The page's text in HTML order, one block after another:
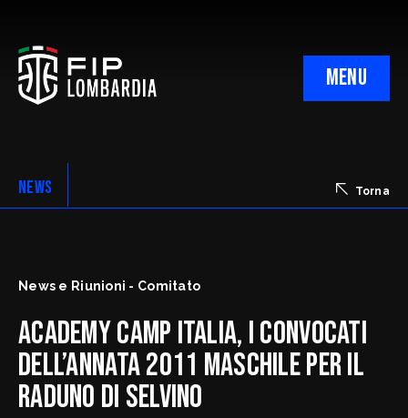
Comunicazione e Marketing
Province
Designazioni Arbitri
Giudice Sportivo
DOA Regionali
Verifica Impianti
MENU
NEWS Torna
News e Riunioni - Comitato
ACADEMY CAMP ITALIA, I CONVOCATI
DELL’ANNATA 2011 MASCHILE PER IL
RADUNO DI SELVINO